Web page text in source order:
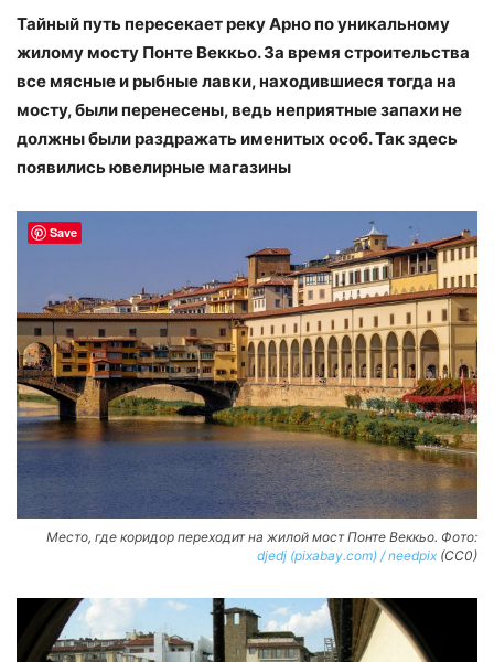
Тайный путь пересекает реку Арно по уникальному
жилому мосту Понте Веккьо. За время строительства
все мясные и рыбные лавки, находившиеся тогда на
мосту, были перенесены, ведь неприятные запахи не
должны были раздражать именитых особ. Так здесь
появились ювелирные магазины
Место, где коридор переходит на жилой мост Понте Веккьо. Фото:
djedj (pixabay.com) / needpix(CC0)
Save